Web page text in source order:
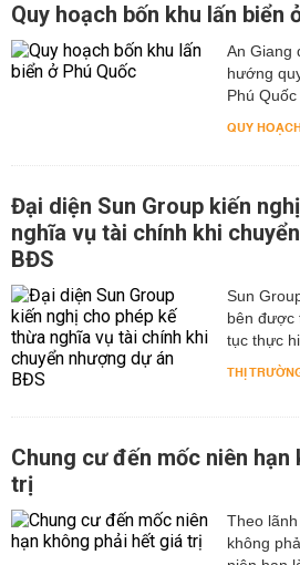
Quy hoạch bốn khu lấn biển
An Giang
hướng
Phú Quốc
QUY
Đại diện Sun Group kiến
nghĩa vụ tài chính khi
BĐS
Sun
bên được
tục thực
THỊ
Chung cư đến mốc niên hạn
trị
Theo
không